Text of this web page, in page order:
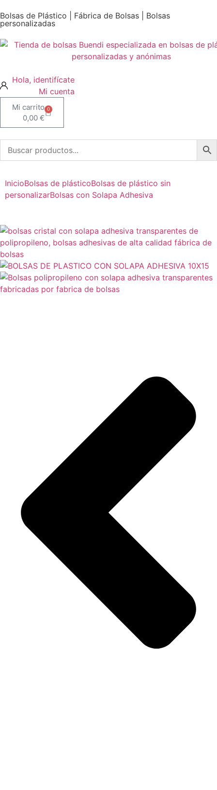
Bolsas de Plástico | Fábrica de Bolsas | Bolsas
personalizadas
Mi cuenta
0,00 €
0
InicioBolsas de plásticoBolsas de plástico sin
personalizarBolsas con Solapa Adhesiva